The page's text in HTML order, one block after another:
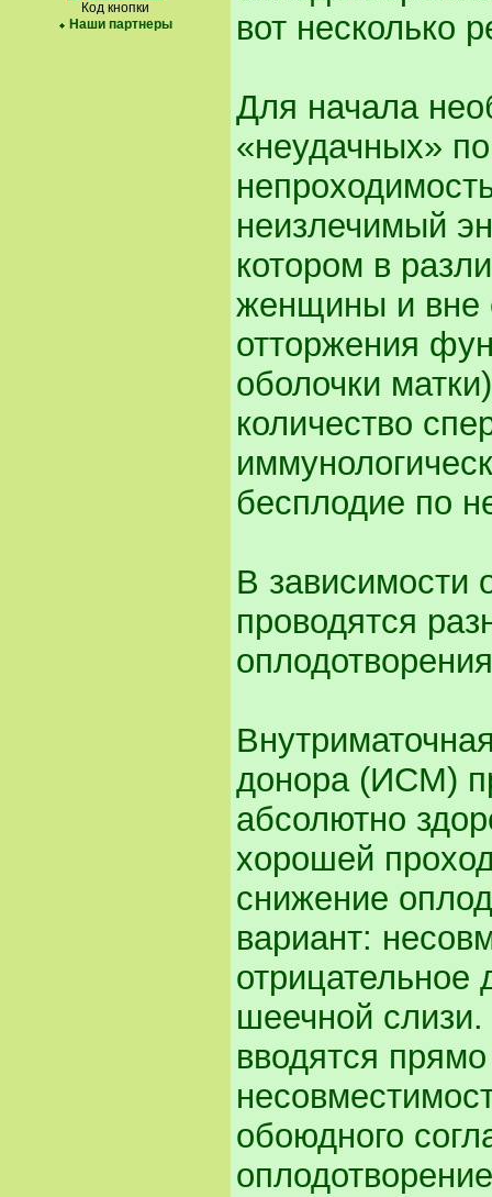
Код кнопки
Наши партнеры
вот несколько
Для начала
«неудачных»
неизлечимый
котором в
женщины и вне
отторжения
оболочки
количество
бесплодие по
В зависимости
проводятся
донора (ИСМ)
абсолютно
хорошей
снижение
вариант:
отрицательное
шеечной
вводятся
обоюдного